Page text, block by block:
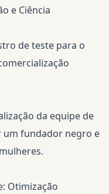
e Ciência
de teste para o
da equipe de
um fundador negro e
Otimização